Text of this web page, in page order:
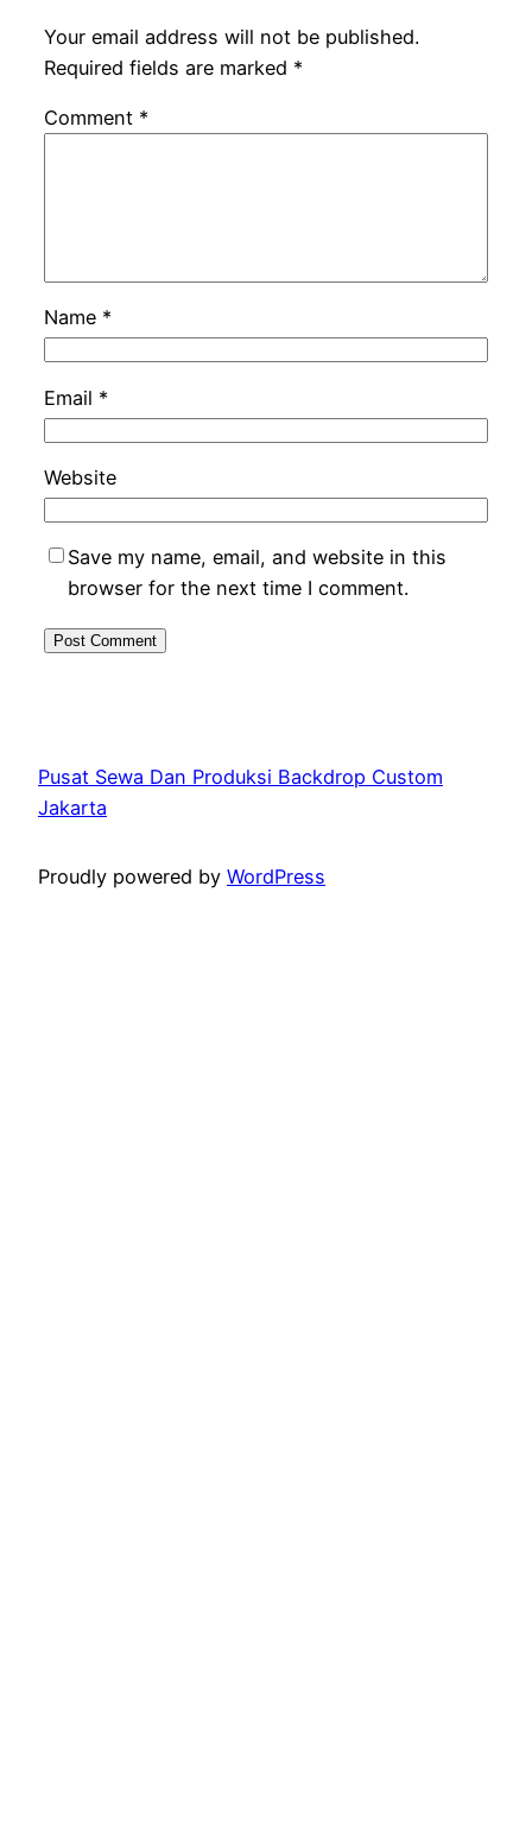
Your email address will not be published.
Required fields are marked *
Comment *
Name *
Email *
Website
Save my name, email, and website in this
browser for the next time I comment.
Pusat Sewa Dan Produksi Backdrop Custom
Jakarta
Proudly powered by WordPress